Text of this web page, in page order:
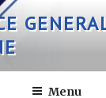
Menu